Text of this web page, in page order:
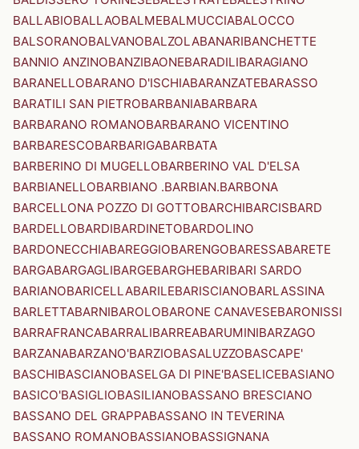
BALLABIOBALLAOBALMEBALMUCCIABALOCCO
BALSORANOBALVANOBALZOLABANARIBANCHETTE
BANNIO ANZINOBANZIBAONEBARADILIBARAGIANO
BARANELLOBARANO D'ISCHIABARANZATEBARASSO
BARATILI SAN PIETROBARBANIABARBARA
BARBARANO ROMANOBARBARANO VICENTINO
BARBARESCOBARBARIGABARBATA
BARBERINO DI MUGELLOBARBERINO VAL D'ELSA
BARBIANELLOBARBIANO .BARBIAN.BARBONA
BARCELLONA POZZO DI GOTTOBARCHIBARCISBARD
BARDELLOBARDIBARDINETOBARDOLINO
BARDONECCHIABAREGGIOBARENGOBARESSABARETE
BARGABARGAGLIBARGEBARGHEBARIBARI SARDO
BARIANOBARICELLABARILEBARISCIANOBARLASSINA
BARLETTABARNIBAROLOBARONE CANAVESEBARONISSI
BARRAFRANCABARRALIBARREABARUMINIBARZAGO
BARZANABARZANO'BARZIOBASALUZZOBASCAPE'
BASCHIBASCIANOBASELGA DI PINE'BASELICEBASIANO
BASICO'BASIGLIOBASILIANOBASSANO BRESCIANO
BASSANO DEL GRAPPABASSANO IN TEVERINA
BASSANO ROMANOBASSIANOBASSIGNANA